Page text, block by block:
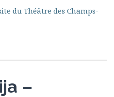
du Théâtre des Champs-
–